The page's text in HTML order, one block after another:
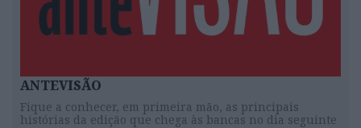
ANTEVISÃO
Fique a conhecer, em primeira mão, as principais
histórias da edição que chega às bancas no dia seguinte